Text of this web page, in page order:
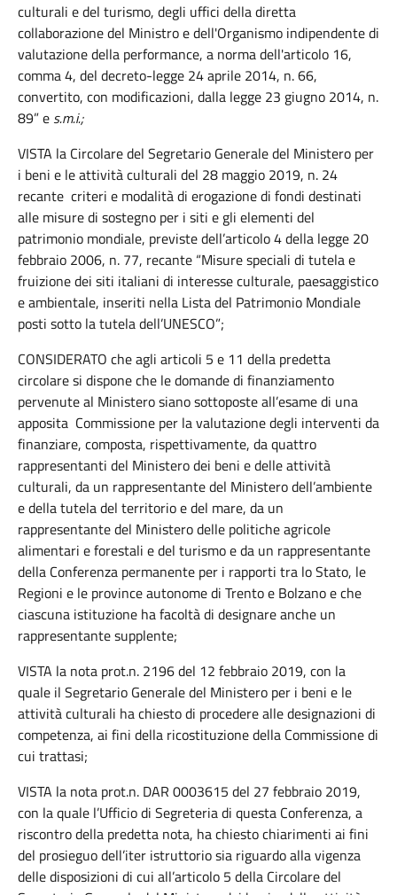
culturali e del turismo, degli uffici della diretta
collaborazione del Ministro e dell'Organismo indipendente di
valutazione della performance, a norma dell'articolo 16,
comma 4, del decreto-legge 24 aprile 2014, n. 66,
convertito, con modificazioni, dalla legge 23 giugno 2014, n.
89” e s.m.i.;
VISTA la Circolare del Segretario Generale del Ministero per
i beni e le attività culturali del 28 maggio 2019, n. 24
recante criteri e modalità di erogazione di fondi destinati
alle misure di sostegno per i siti e gli elementi del
patrimonio mondiale, previste dell’articolo 4 della legge 20
febbraio 2006, n. 77, recante “Misure speciali di tutela e
fruizione dei siti italiani di interesse culturale, paesaggistico
e ambientale, inseriti nella Lista del Patrimonio Mondiale
posti sotto la tutela dell’UNESCO”;
CONSIDERATO che agli articoli 5 e 11 della predetta
circolare si dispone che le domande di finanziamento
pervenute al Ministero siano sottoposte all’esame di una
apposita Commissione per la valutazione degli interventi da
finanziare, composta, rispettivamente, da quattro
rappresentanti del Ministero dei beni e delle attività
culturali, da un rappresentante del Ministero dell’ambiente
e della tutela del territorio e del mare, da un
rappresentante del Ministero delle politiche agricole
alimentari e forestali e del turismo e da un rappresentante
della Conferenza permanente per i rapporti tra lo Stato, le
Regioni e le province autonome di Trento e Bolzano e che
ciascuna istituzione ha facoltà di designare anche un
rappresentante supplente;
VISTA la nota prot.n. 2196 del 12 febbraio 2019, con la
quale il Segretario Generale del Ministero per i beni e le
attività culturali ha chiesto di procedere alle designazioni di
competenza, ai fini della ricostituzione della Commissione di
cui trattasi;
VISTA la nota prot.n. DAR 0003615 del 27 febbraio 2019,
con la quale l’Ufficio di Segreteria di questa Conferenza, a
riscontro della predetta nota, ha chiesto chiarimenti ai fini
del prosieguo dell’iter istruttorio sia riguardo alla vigenza
delle disposizioni di cui all’articolo 5 della Circolare del